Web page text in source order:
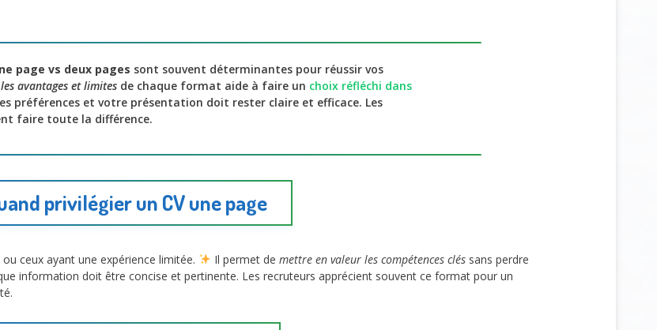
page vs deux pages sont souvent déterminantes pour réussir vos
les avantages et limitesde chaque format aide à faire un choix réfléchi dans
préférences et votre présentation doit rester claire et efficace. Les
faire toute la différence.
privilégier un CV une page
ceux ayant une expérience limitée. Il permet de mettre en valeur les compétences cléssans perdre
information doit être concise et pertinente. Les recruteurs apprécient souvent ce format pour un